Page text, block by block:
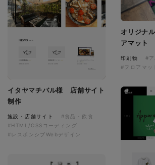
イタヤマチバル様 店舗サイト
制作
施設・店舗サイト
#食品・飲食
#HTML/CSSコーディング
#レスポンシブWebデザイン
オリジナ
アマット
印刷物
#
#フロアマッ